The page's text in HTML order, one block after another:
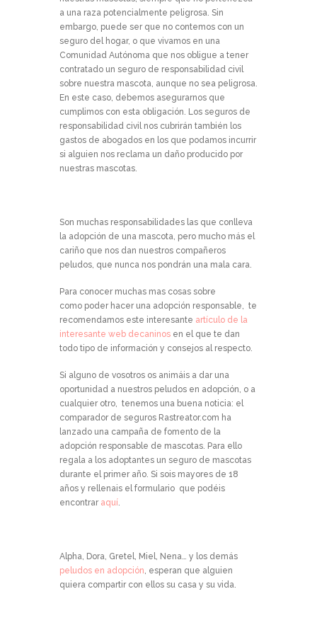
a una raza potencialmente peligrosa. Sin
embargo, puede ser que no contemos con un
seguro del hogar, o que vivamos en una
Comunidad Autónoma que nos obligue a tener
contratado un seguro de responsabilidad civil
sobre nuestra mascota, aunque no sea peligrosa.
En este caso, debemos asegurarnos que
cumplimos con esta obligación. Los seguros de
responsabilidad civil nos cubrirán también los
gastos de abogados en los que podamos incurrir
si alguien nos reclama un daño producido por
nuestras mascotas.
Son muchas responsabilidades las que conlleva
la adopción de una mascota, pero mucho más el
cariño que nos dan nuestros compañeros
peludos, que nunca nos pondrán una mala cara.
Para conocer muchas mas cosas sobre
como poder hacer una adopción responsable, te
recomendamos este interesante artículo de la
interesante web decaninos en el que te dan
todo tipo de información y consejos al respecto.
Si alguno de vosotros os animáis a dar una
oportunidad a nuestros peludos en adopción, o a
cualquier otro, tenemos una buena noticia: el
comparador de seguros Rastreator.com ha
lanzado una campaña de fomento de la
adopción responsable de mascotas . Para ello
regala a los adoptantes un seguro de mascotas
durante el primer año. Si sois mayores de 18
años y rellenais el formulario que podéis
encontrar aquí
Alpha, Dora, Gretel, Miel, Nena… y los demás
peludos en adopción , esperan que alguien
quiera compartir con ellos su casa y su vida.